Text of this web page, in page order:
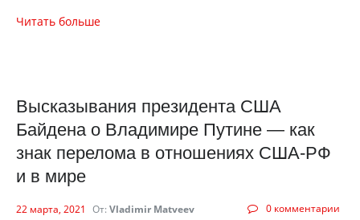
Читать больше
Высказывания президента США
Байдена о Владимире Путине — как
знак перелома в отношениях США-РФ
и в мире
0 комментарии
22 марта, 2021 От: Vladimir Matveev